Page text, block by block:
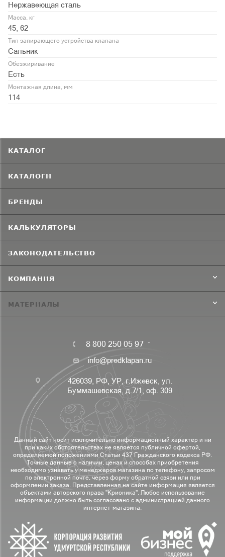
Нержавеющая сталь
Масса, кг
45, 62
Тип запирающего устройства клапана
Сальник
Обезжиривание
Есть
Монтажная длина, мм
114
КАТАЛОГ
КАТАЛОГИ
БРЕНДЫ
КАЛЬКУЛЯТОРЫ
ЗАКОНОДАТЕЛЬСТВО
КОМПАНИЯ
МАТЕРИАЛЫ
8 800 250 05 97
info@predklapan.ru
426039, РФ, УР, г.Ижевск, ул.
Буммашевская, д.7/1, оф. 309
Данный сайт носит исключительно информационный характер и ни
при каких обстоятельствах не является публичной офертой,
определяемой положениями Статьи 437 Гражданского кодекса РФ.
Точные данные о наличии, ценах и способах приобретения
необходимо узнавать у менеджеров магазина по телефону, запросом
по электронной почте, через форму обратной связи или при
оформлении заказа. Представленная на сайте информация является
объектами авторского права "Крионика". Любое использование
информации должно быть согласовано с администрацией данного
интернет-магазина.